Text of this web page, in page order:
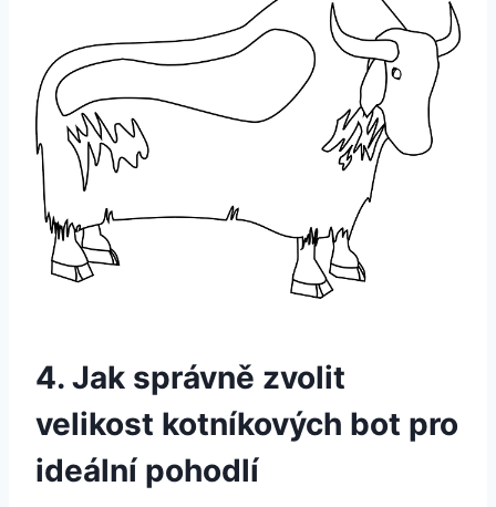
4.⁣ Jak správně‍ zvolit⁣
velikost kotníkových bot ⁢pro
ideální⁣ pohodlí